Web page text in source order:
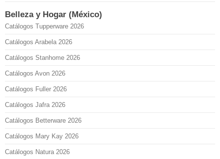
Belleza y Hogar (México)
Catálogos Tupperware 2026
Catálogos Arabela 2026
Catálogos Stanhome 2026
Catálogos Avon 2026
Catálogos Fuller 2026
Catálogos Jafra 2026
Catálogos Betterware 2026
Catálogos Mary Kay 2026
Catálogos Natura 2026